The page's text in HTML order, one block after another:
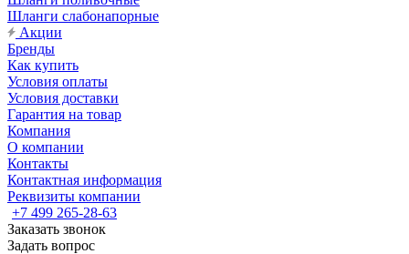
Шланги слабонапорные
Акции
Бренды
Как купить
Условия оплаты
Условия доставки
Гарантия на товар
Компания
О компании
Контакты
Контактная информация
Реквизиты компании
+7 499 265-28-63
Заказать звонок
Задать вопрос